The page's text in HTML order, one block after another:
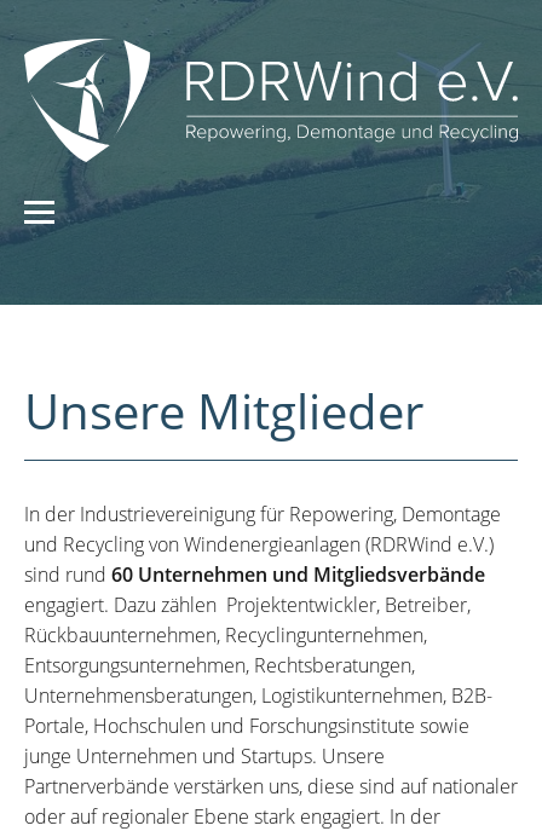
Unsere Mitglieder
In der Industrievereinigung für Repowering, Demontage
und Recycling von Windenergieanlagen (RDRWind e.V.)
sind rund 60 Unternehmen und Mitgliedsverbände
engagiert. Dazu zählen Projektentwickler, Betreiber,
Rückbauunternehmen, Recyclingunternehmen,
Entsorgungsunternehmen, Rechtsberatungen,
Unternehmensberatungen, Logistikunternehmen, B2B-
Portale, Hochschulen und Forschungsinstitute sowie
junge Unternehmen und Startups. Unsere
Partnerverbände verstärken uns, diese sind auf nationaler
oder auf regionaler Ebene stark engagiert. In der